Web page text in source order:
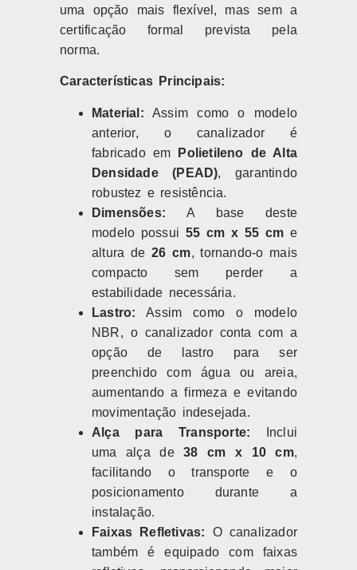
uma opção mais flexível, mas sem a
certificação formal prevista pela
norma.
Características Principais:
Material: Assim como o modelo
anterior, o canalizador é
fabricado em
Polietileno de Alta
Densidade (PEAD), garantindo
robustez e resistência.
Dimensões: A base deste
modelo possui 55 cm x 55 cm e
altura de26 cm, tornando-o mais
compacto sem perder a
estabilidade necessária.
Lastro: Assim como o modelo
NBR, o canalizador conta com a
opção de lastro para ser
preenchido com água ou areia,
aumentando a firmeza e evitando
movimentação indesejada.
Alça para Transporte: Inclui
uma alça de38 cm x 10 cm,
facilitando o transporte e o
posicionamento durante a
instalação.
Faixas Refletivas: O canalizador
também é equipado com faixas